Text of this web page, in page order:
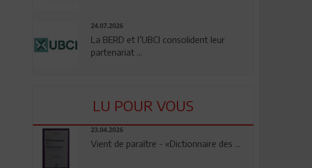
24.07.2026
La BERD et l’UBCI consolident leur
partenariat ...
LU POUR VOUS
23.04.2026
Vient de paraître - «Dictionnaire des ...